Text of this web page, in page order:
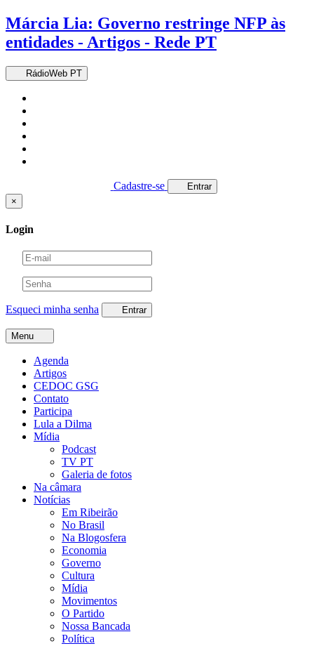
Márcia Lia: Governo restringe NFP às
entidades - Artigos - Rede PT
RádioWeb PT
Cadastre-se
Entrar
×
Login
Esqueci minha senha Entrar
Menu
Agenda
Artigos
CEDOC GSG
Contato
Participa
Lula a Dilma
Mídia
Podcast
TV PT
Galeria de fotos
Na câmara
Notícias
Em Ribeirão
No Brasil
Na Blogosfera
Economia
Governo
Cultura
Mídia
Movimentos
O Partido
Nossa Bancada
Política